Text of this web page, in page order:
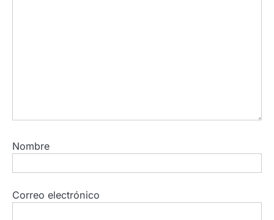
Nombre
Correo electrónico